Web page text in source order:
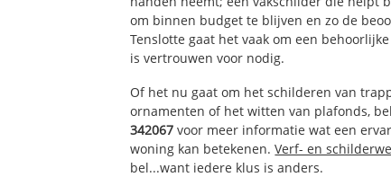
om binnen budget te blijven en zo de
Tenslotte gaat het vaak om een
is vertrouwen voor nodig.
Of het nu gaat om het schilderen van
ornamenten of het witten van plafonds,
342067 voor meer informatie wat een
woning kan betekenen.Verf- en
bel...want iedere klus is anders.